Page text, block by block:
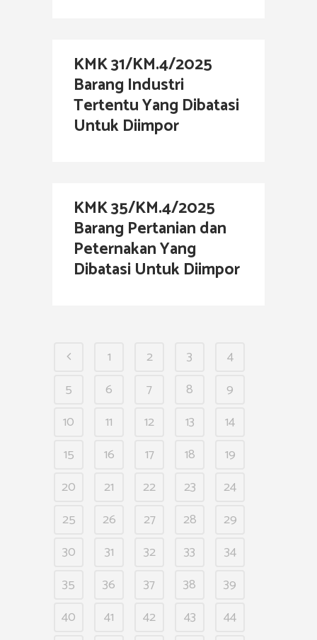
KMK 31/KM.4/2025
Barang Industri
Tertentu Yang Dibatasi
Untuk Diimpor
KMK 35/KM.4/2025
Barang Pertanian dan
Peternakan Yang
Dibatasi Untuk Diimpor
1 2 3
4
5
6 7 8
9
10
11 12 13
14
15
16 17 18
19
20
21 22 23
24
25
26 27 28
29
30
31 32 33
34
35
36 37 38
39
40
41 42 43
44